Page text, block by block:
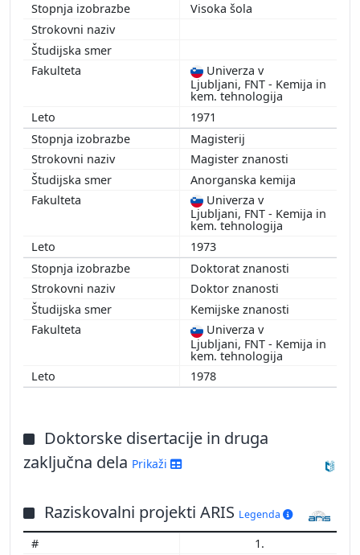
Visoka šola
Univerza v
Ljubljani, FNT - Kemija in
kem. tehnologija
1971
Magisterij
Magister znanosti
Anorganska kemija
Univerza v
Ljubljani, FNT - Kemija in
kem. tehnologija
1973
Doktorat znanosti
Doktor znanosti
Kemijske znanosti
Univerza v
Ljubljani, FNT - Kemija in
kem. tehnologija
1978
Doktorske disertacije in druga
zaključna dela Prikaži
Raziskovalni projekti ARIS Legenda
1.